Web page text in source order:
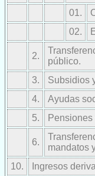
01.
02.
2.
público.
3. Subsidios
4.
Ayudas
5.
6.
mandatos
10. Ingresos